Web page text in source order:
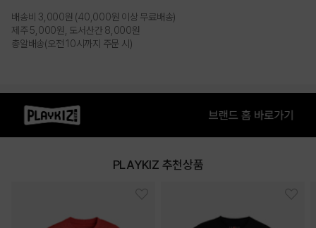
PRODUCT VIEW
배송비 3,000원 (40,000원 이상 무료배송)
제주 5,000원, 도서산간 8,000원
총알배송(오전 10시까지 주문 시)
PLAYKIZ 추천상품